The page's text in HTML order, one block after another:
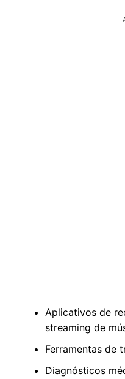
Aplicativos de
streaming de
Ferramentas de
Diagnósticos